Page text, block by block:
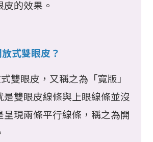
皮的效果。
式雙眼皮？
雙眼皮，又稱之為「寬版」
是雙眼皮線條與上眼線條並沒
呈現兩條平行線條，稱之為開